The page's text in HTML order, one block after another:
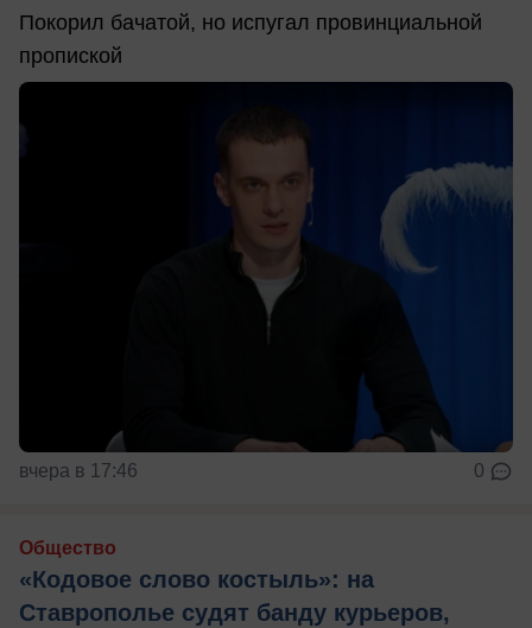
Покорил бачатой, но испугал провинциальной
пропиской
вчера в 17:46 0
Общество
«Кодовое слово костыль»: на
Ставрополье судят банду курьеров,